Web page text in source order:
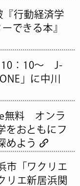
行動経済学
できる本』
10：10～ J-
」に中川
無料 オンラ
をおともにフ
めよう
市「ワクリエ
リエ新居浜関